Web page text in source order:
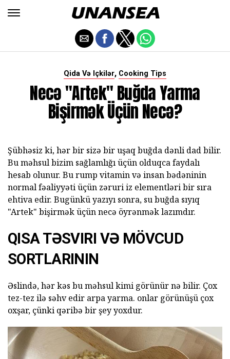
Qida Və Içkilər, Cooking Tips
Necə "Artek" Buğda Yarma
Bişirmək Üçün Necə?
Şübhəsiz ki, hər bir sizə bir uşaq buğda dənli dad bilir.
Bu məhsul bizim sağlamlığı üçün olduqca faydalı
hesab olunur. Bu rump vitamin və insan bədəninin
normal fəaliyyəti üçün zəruri iz elementləri bir sıra
ehtiva edir. Bugünkü yazıyı sonra, su buğda sıyıq
"Artek" bişirmək üçün necə öyrənmək lazımdır.
QISA TƏSVIRI VƏ MÖVCUD
SORTLARININ
Əslində, hər kəs bu məhsul kimi görünür nə bilir. Çox
tez-tez ilə səhv edir arpa yarma. onlar görünüşü çox
oxşar, çünki qəribə bir şey yoxdur.